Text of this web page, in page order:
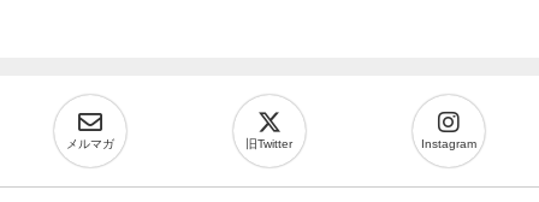
メルマガ 旧Twitter Instagram